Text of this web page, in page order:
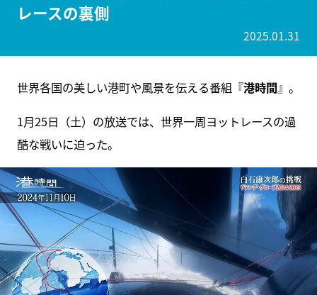
レースの裏側
2025.01.31
世界各国の美しい港町や風景を伝える番組『港時間』。
1月25日（土）の放送では、世界一周ヨットレースの過
酷な戦いに迫った。